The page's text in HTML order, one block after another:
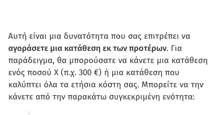
Αυτή είναι μια δυνατότητα που σας επιτρέπει να
αγοράσετε μια κατάθεση εκ των προτέρων. Για
παράδειγμα, θα μπορούσατε να κάνετε μια κατάθεση
ενός ποσού Χ (π.χ. 300 €) ή μια κατάθεση που
καλύπτει όλα τα ετήσια κόστη σας. Μπορείτε να την
κάνετε από την παρακάτω συγκεκριμένη ενότητα: